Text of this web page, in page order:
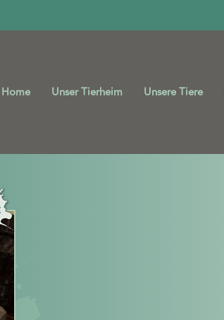
Home Unser Tierheim Unsere Tiere